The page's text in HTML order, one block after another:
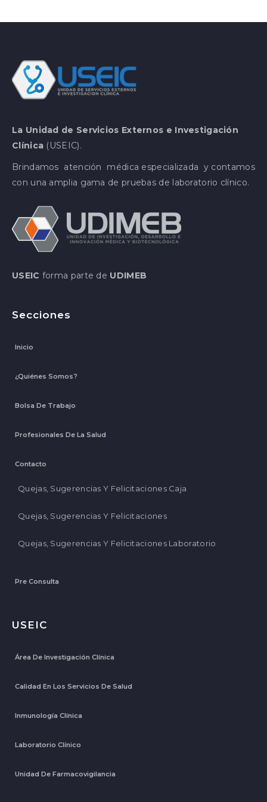
La Unidad de Servicios Externos e Investigación
Clínica (USEIC).
Brindamos atención médica especializada y contamos
con una amplia gama de pruebas de laboratorio clínico.
USEIC forma parte de UDIMEB
Secciones
Inicio
¿Quiénes Somos?
Bolsa De Trabajo
Profesionales De La Salud
Contacto
Quejas, Sugerencias Y Felicitaciones Caja
Quejas, Sugerencias Y Felicitaciones
Quejas, Sugerencias Y Felicitaciones Laboratorio
Pre Consulta
USEIC
Área De Investigación Clínica
Calidad En Los Servicios De Salud
Inmunología Clínica
Laboratorio Clínico
Unidad De Farmacovigilancia